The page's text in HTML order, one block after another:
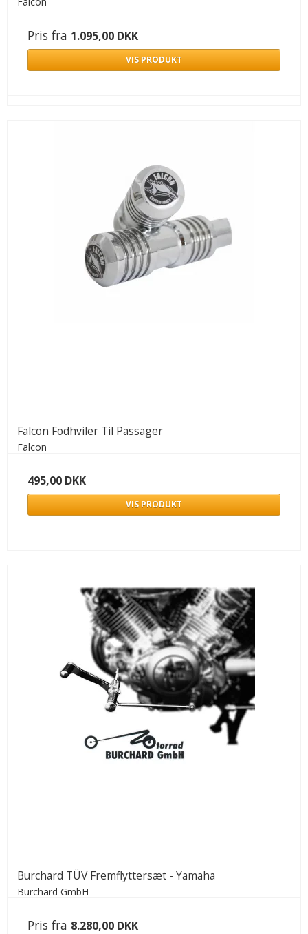
Pris fra 1.095,00 DKK
VIS PRODUKT
Falcon Fodhviler Til Passager
Falcon
495,00 DKK
VIS PRODUKT
Burchard TÜV Fremflyttersæt - Yamaha
Burchard GmbH
Pris fra 8.280,00 DKK